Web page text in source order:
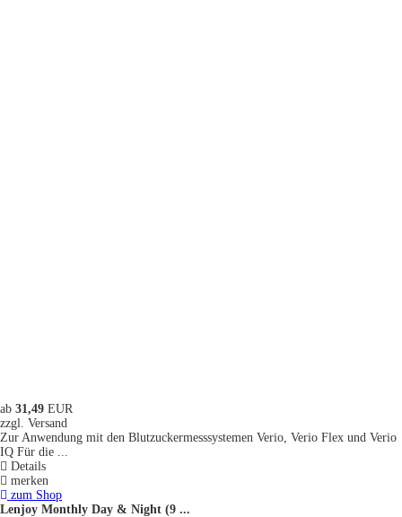
ab 31,49 EUR
zzgl. Versand
Zur Anwendung mit den Blutzuckermesssystemen Verio, Verio Flex und Verio
IQ Für die ...
Details
merken
zum Shop
Lenjoy Monthly Day & Night (9 ...